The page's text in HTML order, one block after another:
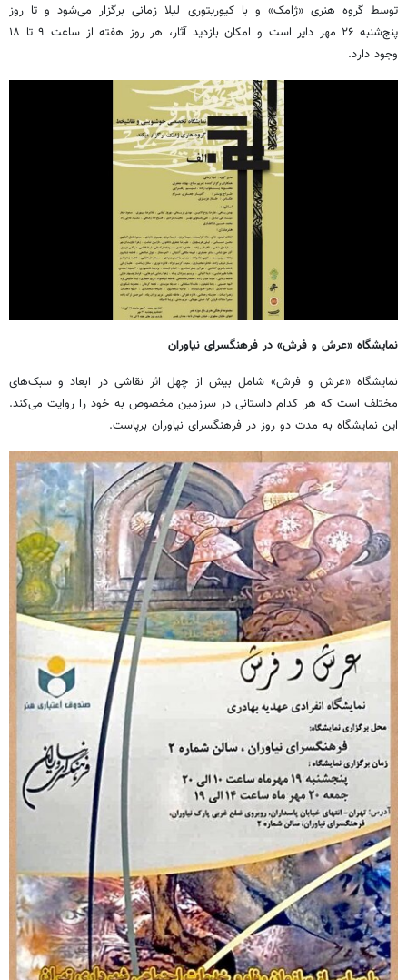
توسط گروه هنری «ژامک» و با کیوریتوری لیلا زمانی برگزار می‌شود و تا روز
پنج‌شنبه ۲۶ مهر دایر است و امکان بازدید آثار، هر روز هفته از ساعت ۹ تا ۱۸
وجود دارد.
نمایشگاه «عرش و فرش» در فرهنگسرای نیاوران
نمایشگاه «عرش و فرش» شامل بیش از چهل اثر نقاشی در ابعاد و سبک‌های
مختلف است که هر کدام داستانی در سرزمین مخصوص به خود را روایت می‌کند.
این نمایشگاه به مدت دو روز در فرهنگسرای نیاوران برپاست.